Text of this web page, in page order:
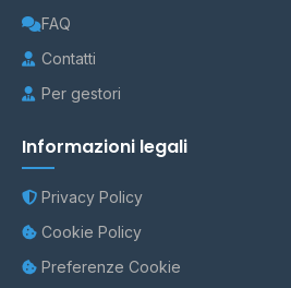
FAQ
Contatti
Per gestori
Informazioni legali
Privacy Policy
Cookie Policy
Preferenze Cookie